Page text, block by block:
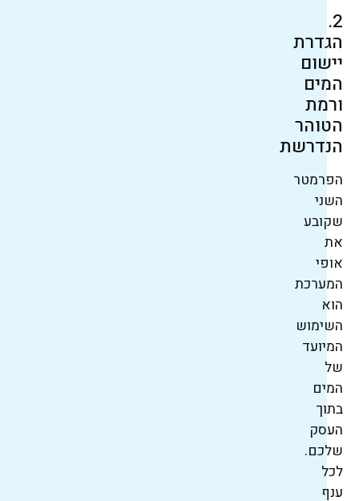
2.
הגדרת
יישום
המים
ורמת
הטוהר
הנדרשת
הפרמטר
השני
שקובע
את
אופי
המערכת
הוא
השימוש
המיועד
של
המים
בתוך
העסק
שלכם.
לכל
ענף